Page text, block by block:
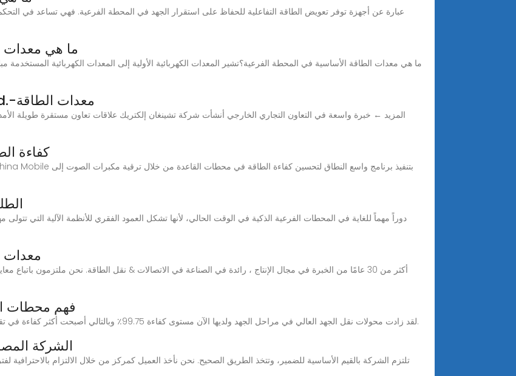
ما هي معدات
Hebei Cheng''an Electric Co., Ltd.-معدات الطاقة
المزيد ← خبرة واسعة في التعاون التجاري الخارجي أنشأت شركة تشينغان إلكتريك علاقات تعاون مستقرة طويلة
كفاءة
معدات
فهم محطات
Nov 13, 2025 · لقد زادت محولات نقل الجهد العالي في مراحل الجهد ولديها الآن مستوى كفاءة 99.75٪ وبالتالي أصبحت أكثر كفاءة في تقليل فقدان الطاقة أثناء تحويل مرحلة الجهد.
الشركة
تلتزم الشركة بالقيم الأساسية للضمير، وتتخذ الطريق الصحيح. نحن نأخذ العميل كمركز من خلال الالتزام